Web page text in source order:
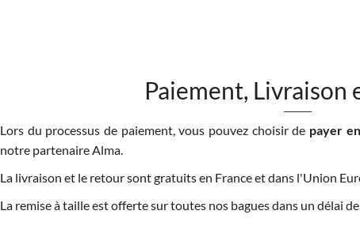
Paiement, Livraison
Lors du processus de paiement, vous pouvez choisir de payer
notre partenaire Alma.
La livraison et le retour sont gratuits en France et dans l'Union
La remise à taille est offerte sur toutes nos bagues dans un délai